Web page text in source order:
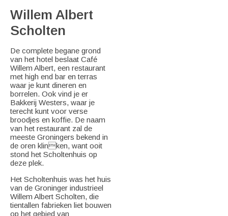
Willem Albert
Scholten
De complete begane grond
van het hotel beslaat Café
Willem Albert, een restaurant
met high end bar en terras
waar je kunt dineren en
borrelen. Ook vind je er
Bakkerij Westers, waar je
terecht kunt voor verse
broodjes en koffie. De naam
van het restaurant zal de
meeste Groningers bekend in
de oren klinken, want ooit
stond het Scholtenhuis op
deze plek.
Het Scholtenhuis was het huis
van de Groninger industrieel
Willem Albert Scholten, die
tientallen fabrieken liet bouwen
op het gebied van